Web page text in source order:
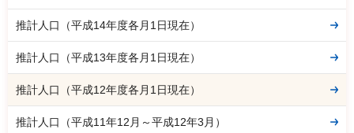
推計人口（平成14年度各月1日現在）
推計人口（平成13年度各月1日現在）
推計人口（平成12年度各月1日現在）
推計人口（平成11年12月～平成12年3月）